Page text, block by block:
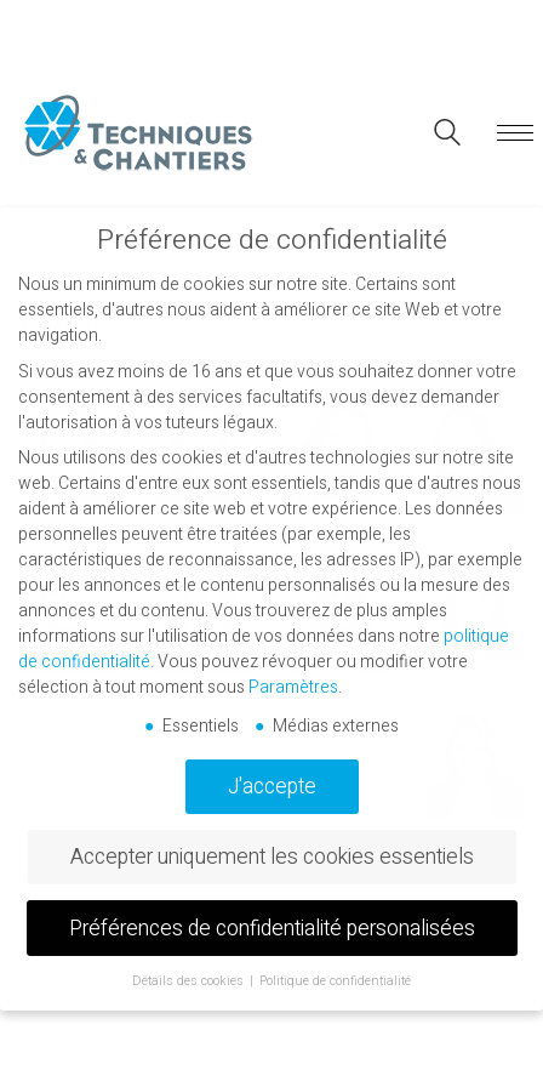
Équipe
Tous Administration
Toulouse
Préférence de confidentialité
Nous un minimum de cookies sur notre site. Certains sont
essentiels, d'autres nous aident à améliorer ce site Web et votre
navigation.
Si vous avez moins de 16 ans et que vous souhaitez donner votre
consentement à des services facultatifs, vous devez demander
l'autorisation à vos tuteurs légaux.
Nous utilisons des cookies et d'autres technologies sur notre site
web. Certains d'entre eux sont essentiels, tandis que d'autres nous
aident à améliorer ce site web et votre expérience. Les données
personnelles peuvent être traitées (par exemple, les
caractéristiques de reconnaissance, les adresses IP), par exemple
pour les annonces et le contenu personnalisés ou la mesure des
annonces et du contenu.Vous trouverez de plus amples
informations sur l'utilisation de vos données dans notre politique
de confidentialité.Vous pouvez révoquer ou modifier votre
sélection à tout moment sous Paramètres.
Essentiels
Médias externes
J'accepte
Accepter uniquement les cookies essentiels
Préférences de confidentialité personalisées
Détails des cookies Politique de confidentialité
Préférence de confidentialité